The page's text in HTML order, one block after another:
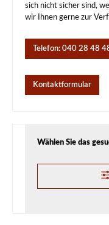
sich nicht sicher sind,
wir Ihnen gerne zur
Telefon: 040 28 48
Kontaktformular
Wählen Sie das